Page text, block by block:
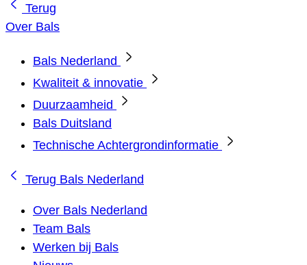
Terug
Over Bals
Bals Nederland
Kwaliteit & innovatie
Duurzaamheid
Bals Duitsland
Technische Achtergrondinformatie
Terug Bals Nederland
Over Bals Nederland
Team Bals
Werken bij Bals